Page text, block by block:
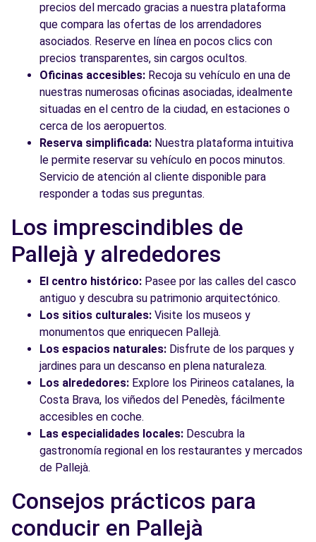
precios del mercado gracias a nuestra plataforma
que compara las ofertas de los arrendadores
asociados. Reserve en línea en pocos clics con
precios transparentes, sin cargos ocultos.
Oficinas accesibles: Recoja su vehículo en una de
nuestras numerosas oficinas asociadas, idealmente
situadas en el centro de la ciudad, en estaciones o
cerca de los aeropuertos.
Reserva simplificada: Nuestra plataforma intuitiva
le permite reservar su vehículo en pocos minutos.
Servicio de atención al cliente disponible para
responder a todas sus preguntas.
Los imprescindibles de
Pallejà y alrededores
El centro histórico: Pasee por las calles del casco
antiguo y descubra su patrimonio arquitectónico.
Los sitios culturales: Visite los museos y
monumentos que enriquecen Pallejà.
Los espacios naturales: Disfrute de los parques y
jardines para un descanso en plena naturaleza.
Los alrededores: Explore los Pirineos catalanes, la
Costa Brava, los viñedos del Penedès, fácilmente
accesibles en coche.
Las especialidades locales: Descubra la
gastronomía regional en los restaurantes y mercados
de Pallejà.
Consejos prácticos para
conducir en Pallejà